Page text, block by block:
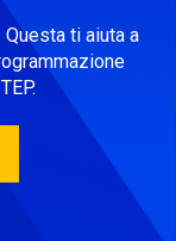
Questa ti aiuta a